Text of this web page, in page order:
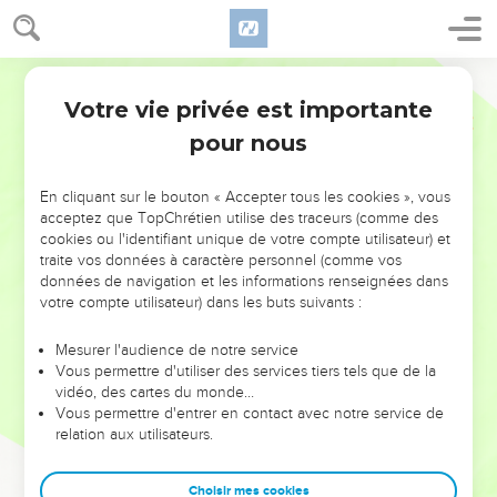
NE MANQUEZ PAS L’ÉVÉNEMENT
DE L’ANNÉE !
ET SI LEURS ERREURS POUVAIENT VOUS ÉVITER LES
VOTRES ?
leur foi ou leur vision. Mais on voit moins les doutes, les erreurs
et les saisons difficiles qu'ils ont traversés, alors même que ce
sont elles qui les ont façonnés.
Dans cette conférence, leaders, entrepreneurs, et responsables
clés pour avancer avec plus de sagesse afin que leurs erreurs
Votre vie privée est importante
pour nous
En cliquant sur le bouton « Accepter tous les cookies », vous
acceptez que TopChrétien utilise des traceurs (comme des
cookies ou l'identifiant unique de votre compte utilisateur) et
traite vos données à caractère personnel (comme vos
données de navigation et les informations renseignées dans
votre compte utilisateur) dans les buts suivants :
Mesurer l'audience de notre service
Vous permettre d'utiliser des services tiers tels que de la
vidéo, des cartes du monde…
Vous permettre d'entrer en contact avec notre service de
relation aux utilisateurs.
Choisir mes cookies